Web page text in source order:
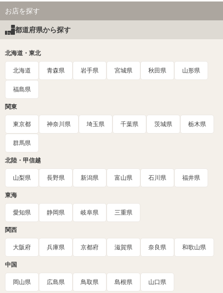
お店を探す
都道府県から探す
北海道・東北
北海道 青森県 岩手県 宮城県 秋田県 山形県
福島県
関東
東京都 神奈川県 埼玉県 千葉県 茨城県 栃木県
群馬県
北陸・甲信越
山梨県 長野県 新潟県 富山県 石川県 福井県
東海
愛知県 静岡県 岐阜県 三重県
関西
大阪府 兵庫県 京都府 滋賀県 奈良県 和歌山県
中国
岡山県 広島県 鳥取県 島根県 山口県